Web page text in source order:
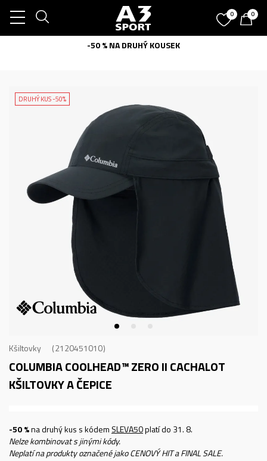
0 0
-50 % NA DRUHÝ KOUSEK
DRUHÝ KUS -50%
Kšiltovky 2120451010
COLUMBIA COOLHEAD™ ZERO II CACHALOT
KŠILTOVKY A ČEPICE
-50 %na druhý kus s kódem SLEVA50platí do 31. 8.
Nelze kombinovat s jinými kódy.
Neplatí na produkty označené jako CENOVÝ HIT a FINAL SALE.